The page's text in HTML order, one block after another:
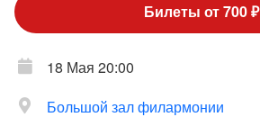
Билеты от 700 ₽
18 Мая 20:00
Большой зал филармонии